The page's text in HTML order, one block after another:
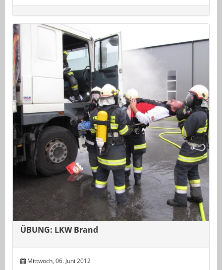
ÜBUNG: LKW Brand
Mittwoch, 06. Juni 2012